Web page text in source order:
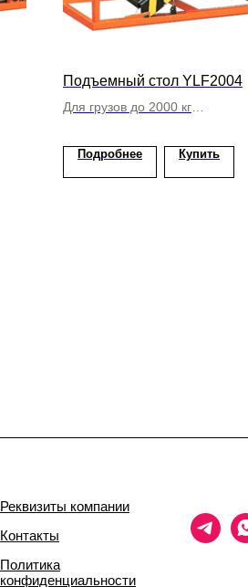
Подъемный стол YLF2004
Для грузов до 2000 кг
Одинарный ножничный подъем
Подробнее Купить
Реквизиты компании
Контакты
Политика
конфиденциальности